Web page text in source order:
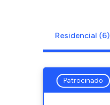
Residencial (6)
Patrocinado